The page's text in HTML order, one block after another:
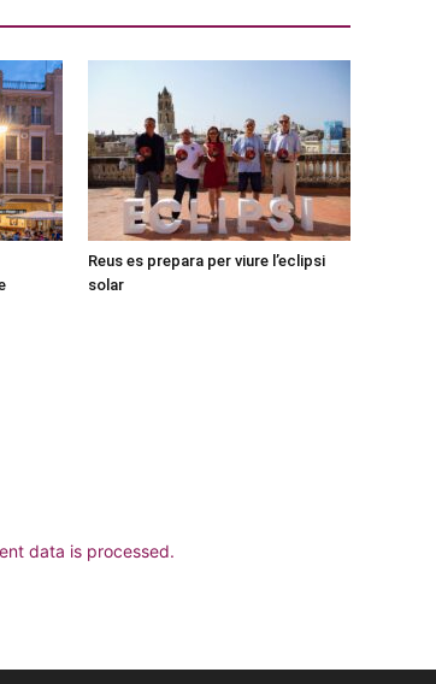
Reus es prepara per viure l’eclipsi
solar
data is processed.